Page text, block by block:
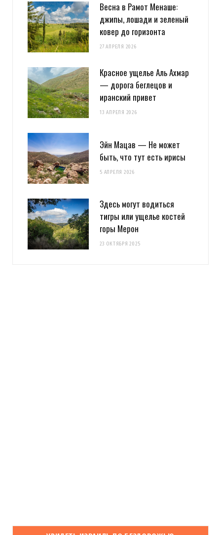
Весна в Рамот Менаше:
джипы, лошади и зеленый
ковер до горизонта
27 АПРЕЛЯ 2026
Красное ущелье Аль Ахмар
— дорога беглецов и
иранский привет
13 АПРЕЛЯ 2026
Эйн Мацав — Не может
быть, что тут есть ирисы
5 АПРЕЛЯ 2026
Здесь могут водиться
тигры или ущелье костей
горы Мерон
23 ОКТЯБРЯ 2025